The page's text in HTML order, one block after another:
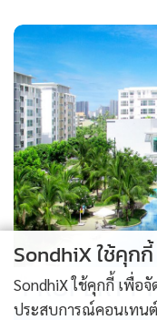
PROPERTY
SondhiX ใช้คุก
SondhiX ใช้คุกกี้ เพื่อ
ประสบการณ์คอนเทน